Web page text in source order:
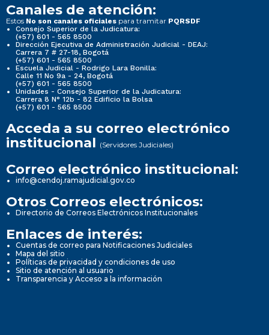
Canales de atención:
Estos No son canales oficiales para tramitar PQRSDF
Consejo Superior de la Judicatura:
(+57) 601 - 565 8500
Dirección Ejecutiva de Administración Judicial - DEAJ:
Carrera 7 # 27-18, Bogotá
(+57) 601 - 565 8500
Escuela Judicial - Rodrigo Lara Bonilla:
Calle 11 No 9a - 24, Bogotá
(+57) 601 - 565 8500
Unidades - Consejo Superior de la Judicatura:
Carrera 8 N° 12b - 82 Edificio la Bolsa
(+57) 601 - 565 8500
Acceda a su correo electrónico
institucional (Servidores Judiciales)
Correo electrónico institucional:
info@cendoj.ramajudicial.gov.co
Otros Correos electrónicos:
Directorio de Correos Electrónicos Institucionales
Enlaces de interés:
Cuentas de correo para Notificaciones Judiciales
Mapa del sitio
Políticas de privacidad y condiciones de uso
Sitio de atención al usuario
Transparencia y Acceso a la información